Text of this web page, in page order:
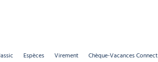
Espèces Virement Chèque-Vacances Connect